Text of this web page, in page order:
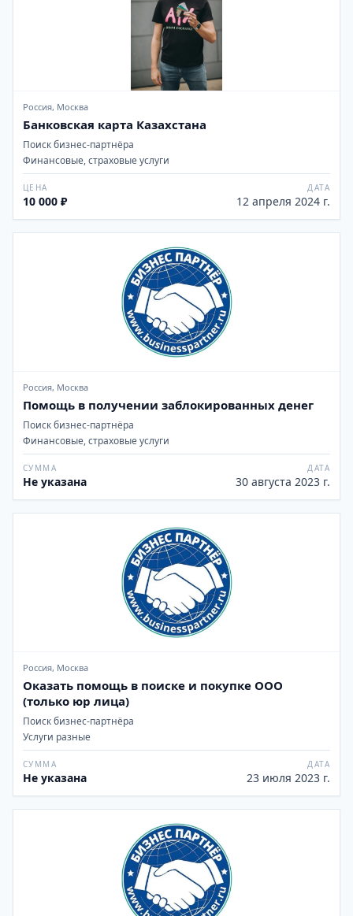
Россия, Москва
Банковская карта Казахстана
Поиск бизнес-партнёра
Финансовые, страховые услуги
ЦЕНА
10 000 ₽
ДАТА
12 апреля 2024 г.
Россия, Москва
Помощь в получении заблокированных денег
Поиск бизнес-партнёра
Финансовые, страховые услуги
СУММА
Не указана
ДАТА
30 августа 2023 г.
Россия, Москва
Оказать помощь в поиске и покупке ООО
(только юр лица)
Поиск бизнес-партнёра
Услуги разные
СУММА
Не указана
ДАТА
23 июля 2023 г.